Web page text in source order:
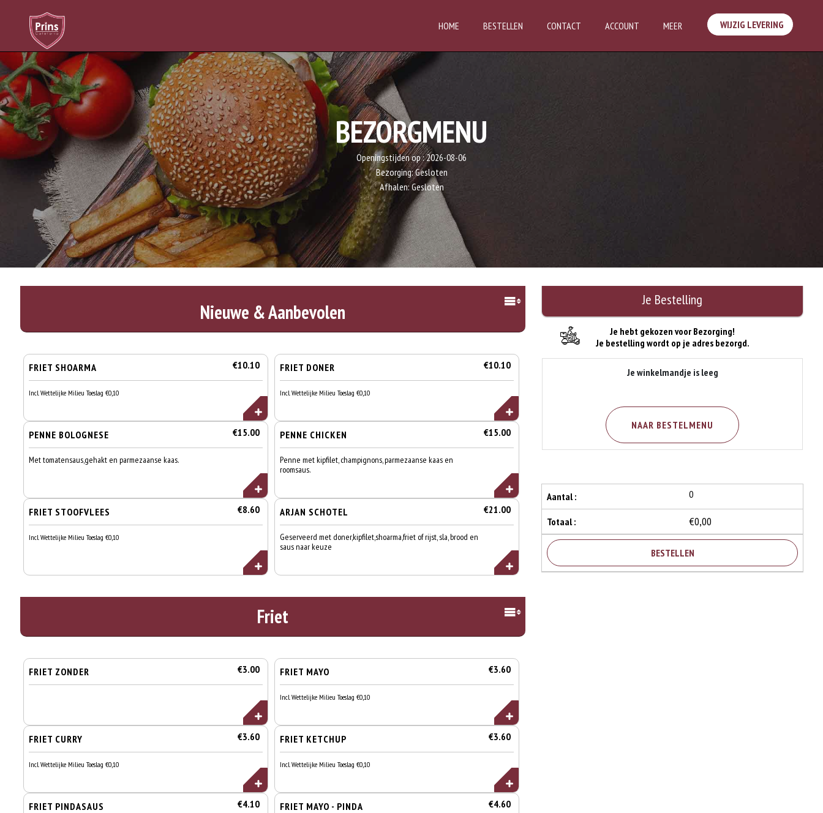
HOME BESTELLEN CONTACT ACCOUNT MEER WIJZIG LEVERING
BEZORGMENU
Openingstijden op :2026-08-06
Bezorging:Gesloten
Afhalen:Gesloten
Nieuwe & Aanbevolen
FRIET SHOARMA €10.10
Incl. Wettelijke Milieu Toeslag €0,10
FRIET DONER €10.10
Incl. Wettelijke Milieu Toeslag €0,10
PENNE BOLOGNESE €15.00
Met tomatensaus,gehakt en parmezaanse kaas.
PENNE CHICKEN €15.00
Penne met kipfilet, champignons, parmezaanse kaas en
roomsaus.
FRIET STOOFVLEES €8.60
Incl. Wettelijke Milieu Toeslag €0,10
ARJAN SCHOTEL €21.00
Geserveerd met doner,kipfilet,shoarma,friet of rijst, sla, brood en
saus naar keuze
Friet
FRIET ZONDER €3.00 FRIET MAYO €3.60
Incl. Wettelijke Milieu Toeslag €0,10
FRIET CURRY €3.60
Incl. Wettelijke Milieu Toeslag €0,10
FRIET KETCHUP €3.60
Incl. Wettelijke Milieu Toeslag €0,10
FRIET PINDASAUS €4.10 FRIET MAYO - PINDA €4.60
Je hebt gekozen voor Bezorging!
Je bestelling wordt op je adres bezorgd.
Je winkelmandje is leeg
NAAR BESTELMENU
Aantal : 0
Totaal : €0,00
BESTELLEN
Je Bestelling